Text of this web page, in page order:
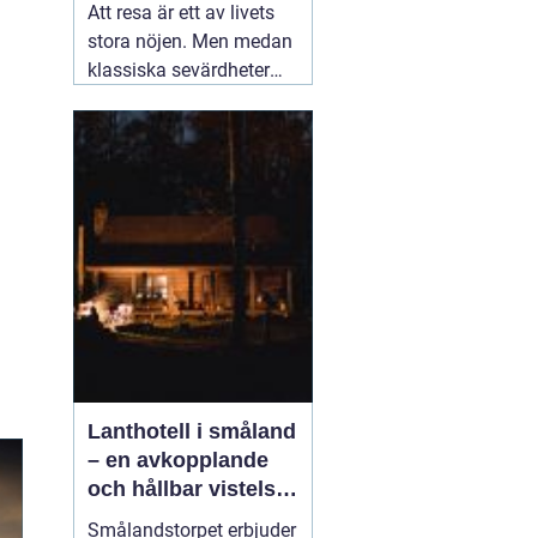
Att resa är ett av livets
stora nöjen. Men medan
klassiska sevärdheter
lockar många, finns det
en växande skara av
resenärer som söker
något mer speciellt.05
mars 2025
Lanthotell i småland
– en avkopplande
och hållbar vistelse
på smålandstorpet
Smålandstorpet erbjuder